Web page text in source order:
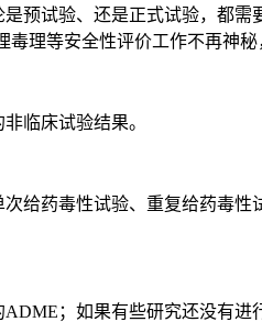
试验、还是正式试验，都需
理等安全性评价工作不再神秘
临床试验结果。
药毒性试验、重复给药毒性
；如果有些研究还没有进